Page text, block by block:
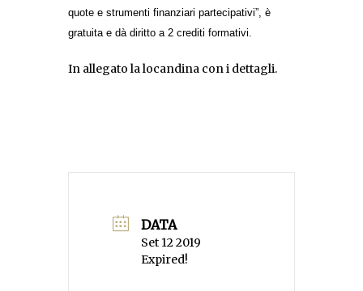
quote e strumenti finanziari partecipativi”, è
gratuita e dà diritto a 2 crediti formativi.
In allegato la locandina con i dettagli.
DATA
Set 12 2019
Expired!